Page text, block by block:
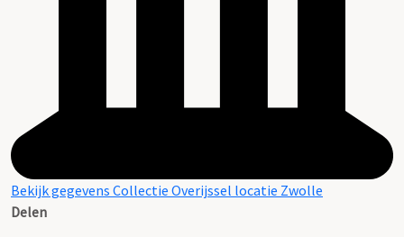
Bekijk gegevens Collectie Overijssel locatie Zwolle
Delen